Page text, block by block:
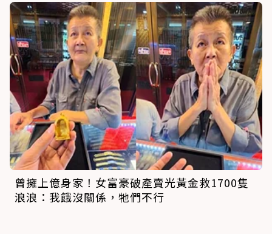
曾擁上億身家！女富豪破產賣光黃金救1700隻
浪浪：我餓沒關係，牠們不行